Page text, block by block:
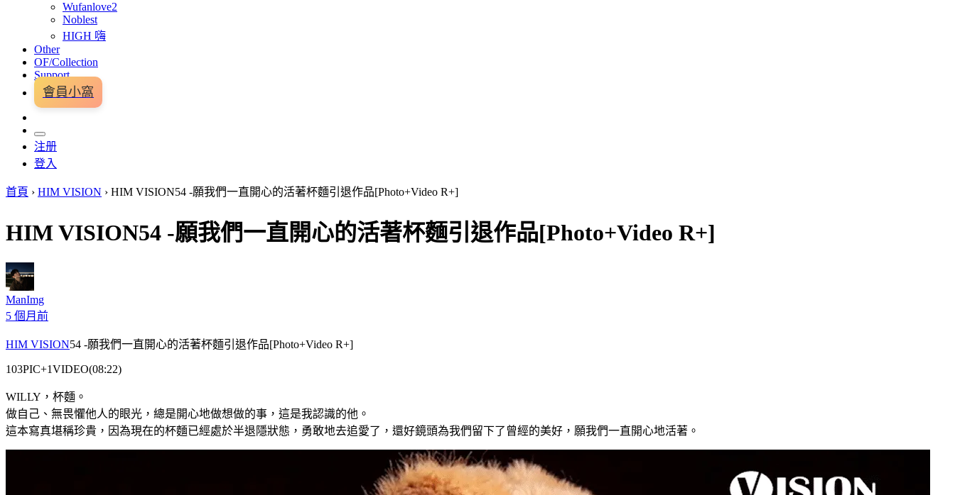
Wufanlove2
Noblest
HIGH 嗨
Other
OF/Collection
Support
會員小窩
注册
登入
首頁 › HIM VISION › HIM VISION54 -願我們一直開心的活著杯麵引退作品[Photo+Video R+]
HIM VISION54 -願我們一直開心的活著杯麵引退作品[Photo+Video R+]
ManImg
5 個月前
HIM VISION54 -願我們一直開心的活著杯麵引退作品[Photo+Video R+]
103PIC+1VIDEO(08:22)
WILLY，杯麵。
做自己、無畏懼他人的眼光，總是開心地做想做的事，這是我認識的他。
這本寫真堪稱珍貴，因為現在的杯麵已經處於半退隱狀態，勇敢地去追愛了，還好鏡頭為我們留下了曾經的美好，願我們一直開心地活著。